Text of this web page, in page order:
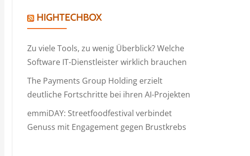
HIGHTECHBOX
Zu viele Tools, zu wenig Überblick? Welche
Software IT-Dienstleister wirklich brauchen
The Payments Group Holding erzielt
deutliche Fortschritte bei ihren AI-Projekten
emmiDAY: Streetfoodfestival verbindet
Genuss mit Engagement gegen Brustkrebs